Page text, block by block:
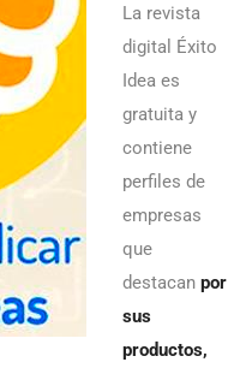
La revista
digital Éxito
Idea es
gratuita y
contiene
perfiles de
empresas
que
destacan por
sus
productos,